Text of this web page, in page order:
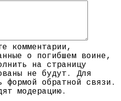
комментарии,
о погибшем воине,
на страницу
не будут. Для
формой обратной связи.
модерацию.